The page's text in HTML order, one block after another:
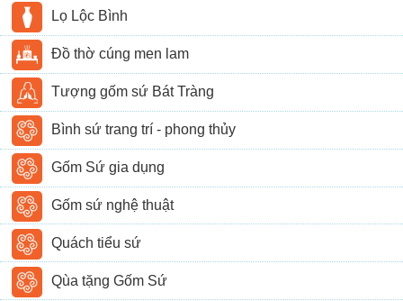
Lọ Lộc Bình
Đồ thờ cúng men lam
Tượng gốm sứ Bát Tràng
Bình sứ trang trí - phong thủy
Gốm Sứ gia dụng
Gốm sứ nghệ thuật
Quách tiểu sứ
Qùa tặng Gốm Sứ